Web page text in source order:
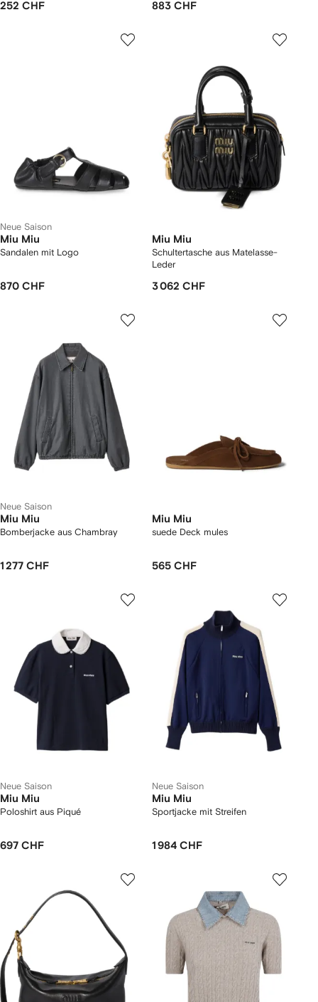
252 CHF 883 CHF
Neue Saison
Miu Miu
Sandalen mit Logo
870 CHF
Miu Miu
Schultertasche aus Matelasse-
Leder
3 062 CHF
Neue Saison
Miu Miu
Bomberjacke aus Chambray
1 277 CHF
Miu Miu
suede Deck mules
565 CHF
Neue Saison
Miu Miu
Poloshirt aus Piqué
697 CHF
Neue Saison
Miu Miu
Sportjacke mit Streifen
1 984 CHF